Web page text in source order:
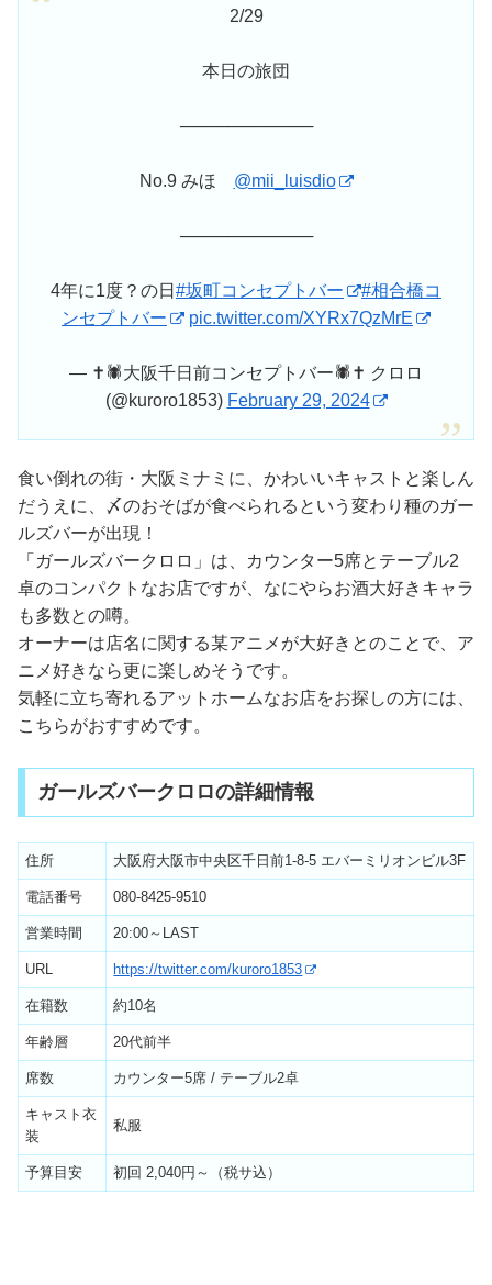
2/29
本日の旅団
───────────
No.9 みほ @mii_luisdio
───────────
4年に1度？の日 #坂町コンセプトバー
#相合橋コ
ンセプトバー
pic.twitter.com/XYRx7QzMrE
— ✝️🕷️大阪千日前コンセプトバー🕷️✝️ クロロ
(@kuroro1853) February 29, 2024
食い倒れの街・大阪ミナミに、かわいいキャストと楽しん
だうえに、〆のおそばが食べられるという変わり種のガー
ルズバーが出現！
「ガールズバークロロ」は、カウンター5席とテーブル2
卓のコンパクトなお店ですが、なにやらお酒大好きキャラ
も多数との噂。
オーナーは店名に関する某アニメが大好きとのことで、ア
ニメ好きなら更に楽しめそうです。
気軽に立ち寄れるアットホームなお店をお探しの方には、
こちらがおすすめです。
ガールズバークロロの詳細情報
住所 大阪府大阪市中央区千日前1‐8-5 エバーミリオンビル3F
電話番号 080-8425-9510
営業時間 20:00～LAST
URL https://twitter.com/kuroro1853
在籍数 約10名
年齢層 20代前半
席数 カウンター5席 / テーブル2卓
キャスト衣
装
私服
予算目安 初回 2,040円～（税サ込）